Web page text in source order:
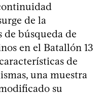
de la
de búsqueda de
en el Batallón 13
de
una muestra
su